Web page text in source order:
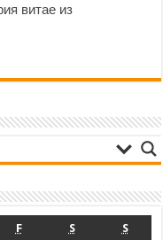
витае из
F S S